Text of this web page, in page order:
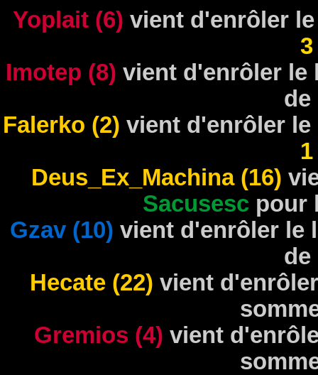
Yoplait (6) vient d'enrôler
3
Imotep (8) vient d'enrôler
de
Falerko (2) vient d'enrôler
Deus_Ex_Machina (16)
Sacusescpour
Gzav (10) vient d'enrôler le
de
Hecate (22) vient
Gremios (4) vient